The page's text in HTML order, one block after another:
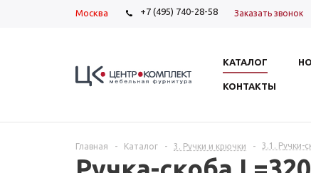
Москва +7 (495) 740-28-58 Заказать звонок
КАТАЛОГ
КОНТАКТЫ
Главная - Каталог - 3. Ручки и крючки - 3.1. Ручки-